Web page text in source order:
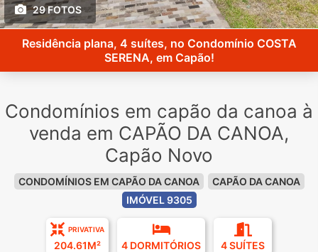
29 FOTOS
Residência plana, 4 suítes, no Condomínio COSTA
SERENA, em Capão!
Condomínios em capão da canoa à
venda em CAPÃO DA CANOA,
Capão Novo
CONDOMÍNIOS EM CAPÃO DA CANOA
CAPÃO DA CANOA
IMÓVEL 9305
PRIVATIVA
204.61M² 4 DORMITÓRIOS 4 SUÍTES